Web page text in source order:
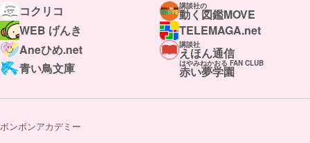
コクリコ
講談社の
動く図鑑MOVE
WEB げんき
TELEMAGA.net
Aneひめ.net
講談社
えほん通信
青い鳥文庫
はやみねかおる FAN CLUB
赤い夢学園
ボンボンアカデミー